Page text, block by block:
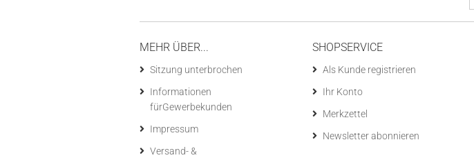
MEHR ÜBER...
Sitzung unterbrochen
Informationen
fürGewerbekunden
Impressum
Versand- &
SHOPSERVICE
Als Kunde registrieren
Ihr Konto
Merkzettel
Newsletter abonnieren